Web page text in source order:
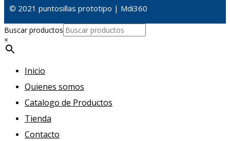
© 2021 puntosillas prototipo | Mdi360
Buscar productos
×
Inicio
Quienes somos
Catalogo de Productos
Tienda
Contacto